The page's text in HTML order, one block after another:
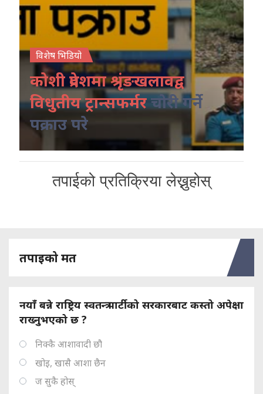
विशेष भिडियो
कोशी प्रदेशमा श्रृंङखलावद्व
विधुतीय ट्रान्सफर्मरचोरी गर्ने
पक्राउ परे
तपाईको प्रतिक्रिया लेख्नुहोस्
तपाइको मत
नयाँ बन्ने राष्ट्रिय स्वतन्त्र पार्टीको सरकारबाट कस्तो अपेक्षा
राख्नुभएको छ ?
निक्कै आशावादी छौ
खोइ, खासै आशा छैन
ज सुकै होस्